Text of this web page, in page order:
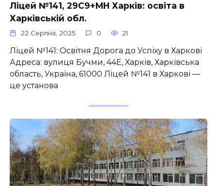
Ліцей №141, 29C9+MH Харків: освіта в
Харківській обл.
22 Серпня, 2025 0 21
Ліцей №141: Освітня Дорога до Успіху в Харкові
Адреса: вулиця Бучми, 44Е, Харків, Харківська
область, Україна, 61000 Ліцей №141 в Харкові —
це установа